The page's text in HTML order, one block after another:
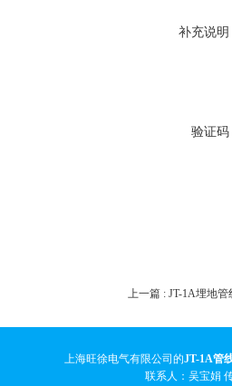
补充说明
验证码
上一篇 : JT-1A埋地管
上海旺徐电气有限公司的JT-1A管
联系人：吴宝娟